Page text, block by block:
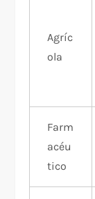
Agríc
ola
Farm
acéu
tico